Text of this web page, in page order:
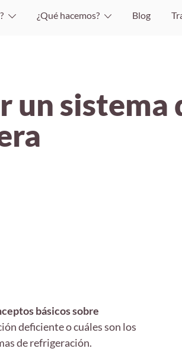
¿Qué hacemos? Blog
un sistema
básicos sobre
deficiente o cuáles son los
de refrigeración.